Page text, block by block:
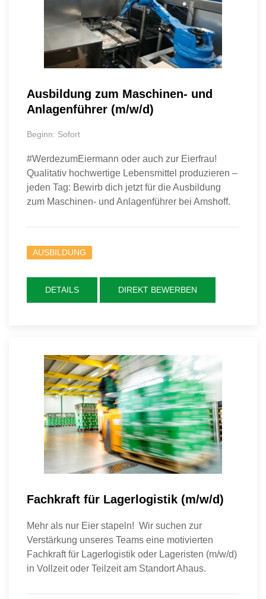
Ausbildung zum Maschinen- und
Anlagenführer (m/w/d)
Beginn: Sofort
#WerdezumEiermann oder auch zur Eierfrau!
Qualitativ hochwertige Lebensmittel produzieren –
jeden Tag: Bewirb dich jetzt für die Ausbildung
zum Maschinen- und Anlagenführer bei Amshoff.
AUSBILDUNG
DETAILS DIREKT BEWERBEN
Fachkraft für Lagerlogistik (m/w/d)
Mehr als nur Eier stapeln! Wir suchen zur
Verstärkung unseres Teams eine motivierten
Fachkraft für Lagerlogistik oder Lageristen (m/w/d)
in Vollzeit oder Teilzeit am Standort Ahaus.